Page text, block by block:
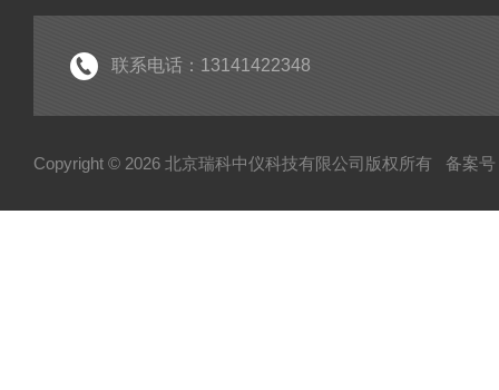
联系电话：13141422348
Copyright © 2026 北京瑞科中仪科技有限公司版权所有 备案号